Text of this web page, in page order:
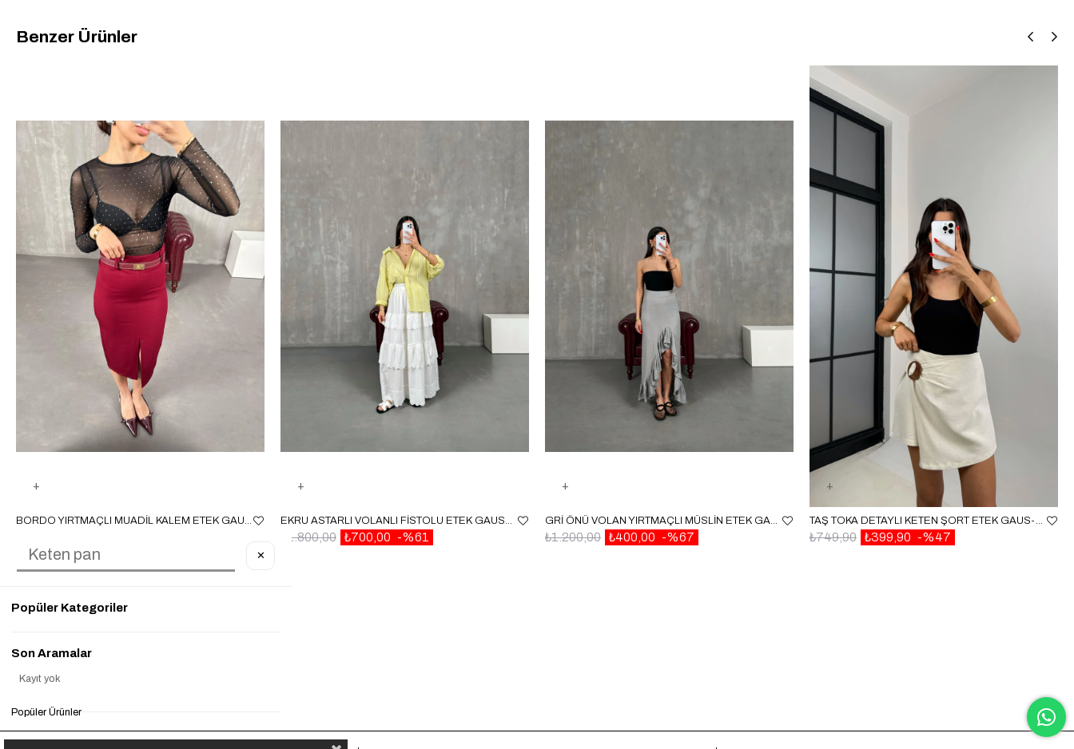
Benzer Ürünler
BORDO YIRTMAÇLI MUADIL KALEM ETEK GAUS00047 EKRU ASTARLI VOLANLI FISTOLU ETEK GAUS00077
%61
₺700,00
₺1.800,00
GRI ÖNÜ VOLAN YIRTMAÇLI MÜSLIN ETEK GAUS00186
%67
₺400,00
₺1.200,00
TAŞ TOKA DETAYLI KETEN ŞORT ETEK GAUS-0010
%47
₺399,90
₺749,90
✕
Popüler Kategoriler
Son Aramalar
Kayıt yok
Popüler Ürünler